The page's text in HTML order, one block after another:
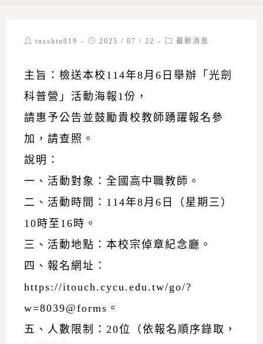
Posttnsshtn019
Post2025 / 07 / 22
Post最新消息
主旨：檢送本校114年8月6日舉辦「光劍
科普營」活動海報1份，
請惠予公告並鼓勵貴校教師踴躍報名參
加，請查照。
說明：
一、活動對象：全國高中職教師。
二、活動時間：114年8月6日（星期三）
10時至16時。
三、活動地點：本校宗倬章紀念廳。
四、報名網址：
https://itouch.cycu.edu.tw/go/?
w=8039@forms。
五、人數限制：20位（依報名順序錄取，